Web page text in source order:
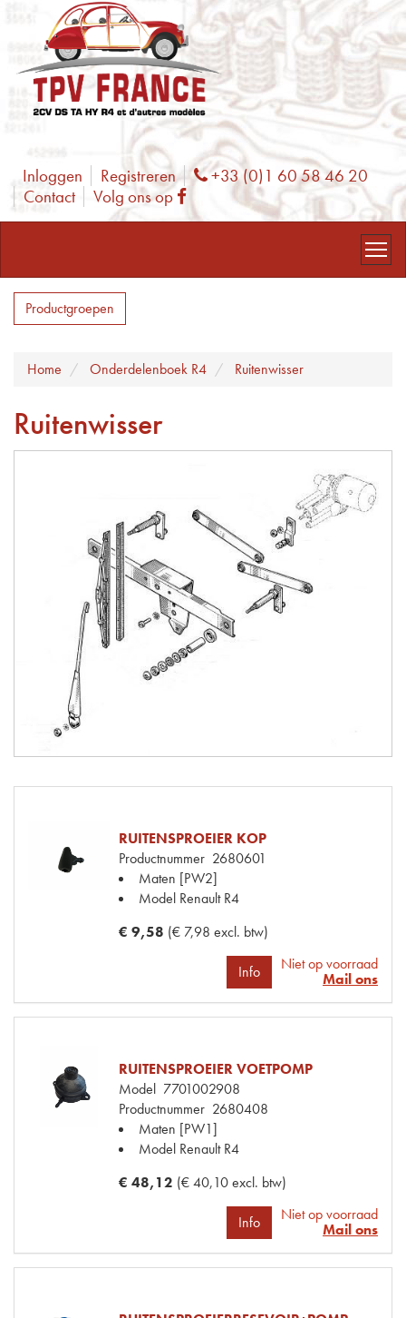
Inloggen Registreren Phone
+33 (0)1 60 58 46 20
Contact
Volg ons op Facebook
Productgroepen
Home Onderdelenboek R4 Ruitenwisser
Ruitenwisser
RUITENSPROEIER KOP
Productnummer 2680601
Maten [PW2]
Model Renault R4
€ 9,58 (€ 7,98 excl. btw)
Info
Niet op voorraad
Mail ons
RUITENSPROEIER VOETPOMP
Model 7701002908
Productnummer 2680408
Maten [PW1]
Model Renault R4
€ 48,12 (€ 40,10 excl. btw)
Info
Niet op voorraad
Mail ons